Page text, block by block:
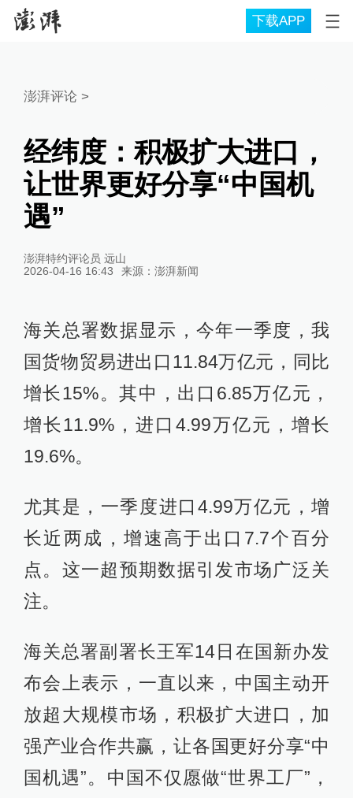
下载APP
澎湃评论 >
经纬度：积极扩大进口，
让世界更好分享“中国机
遇”
澎湃特约评论员 远山
2026-04-16 16:43
来源： 澎湃新闻
海关总署数据显示，今年一季度，我
国货物贸易进出口11.84万亿元，同比
增长15%。其中，出口6.85万亿元，
增长11.9%，进口4.99万亿元，增长
19.6%。
尤其是，一季度进口4.99万亿元，增
长近两成，增速高于出口7.7个百分
点。这一超预期数据引发市场广泛关
注。
海关总署副署长王军14日在国新办发
布会上表示，一直以来，中国主动开
放超大规模市场，积极扩大进口，加
强产业合作共赢，让各国更好分享“中
国机遇”。中国不仅愿做“世界工厂”，